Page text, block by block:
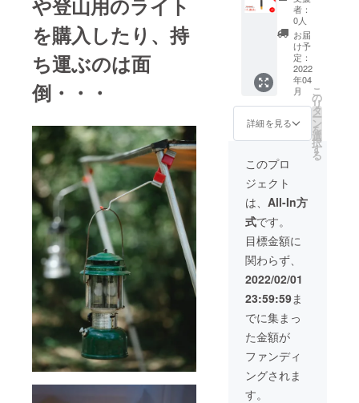
や登山用のライト
を購入したり、持
ち運ぶのは面
倒・・・
す。 ※
商品の
仕様、
デザイ
ンに関
しまし
ては一
部変更
になる
可能性
す。ご
ださ
い。
消費
税・保
証料な
ど」が
入って
いま
す。
※2022
年4月に
お届け
が、生
産、配
送状況
により
遅れる
可能性
もござ
いま
す。 ※
商品の
仕様、
デザイ
ンに関
しまし
ては一
部変更
になる
可能性
灯
「HOT
O LED-
Kid」
・ラン
シェー
ド ・
USB
Type-C
充電
ケーブ
ル ・取
扱説明
書 ※こ
ちらの
商品に
は「送
料・輸
入税・
消費
税・保
証料な
ど」が
入って
いま
す。
※2022
年4月に
お届け
者：
0人
お届
け予
定：
2022
年04
月
詳細を見る
こ
の
リ
タ
ー
ン
を
選
択
す
る
このプロ
ジェクト
は、 All-In方
式です。
目標金額に
関わらず、
2022/02/01
23:59:59ま
でに集まっ
た金額が
ファンディ
ングされま
す。